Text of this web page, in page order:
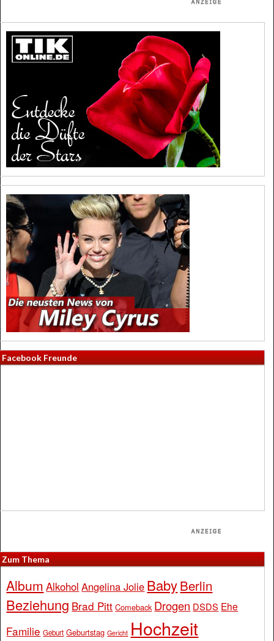
Facebook Freunde
Zum Thema
Album Alkohol Angelina Jolie BabyBerlin
Beziehung Brad Pitt Comeback Drogen DSDS Ehe
Familie Geburt Geburtstag Gericht Hochzeit